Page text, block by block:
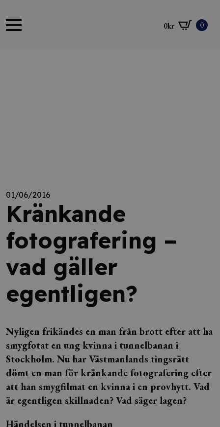
0kr 0
01/06/2016
Kränkande
fotografering –
vad gäller
egentligen?
Nyligen frikändes en man från brott efter att ha
smygfotat en ung kvinna i tunnelbanan i
Stockholm. Nu har Västmanlands tingsrätt
dömt en man för kränkande fotografering efter
att han smygfilmat en kvinna i en provhytt. Vad
är egentligen skillnaden? Vad säger lagen?
Händelsen i tunnelbanan